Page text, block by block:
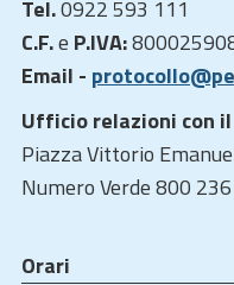
Tel.0922 593 111
C.F.e P.IVA:
Email -
Ufficio relazioni con
Piazza Vittorio
Numero Verde 800
Orari